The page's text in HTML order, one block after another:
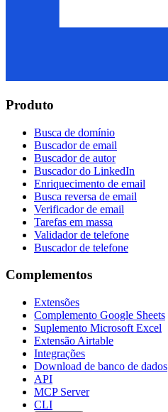
Produto
Busca de domínio
Buscador de email
Buscador de autor
Buscador do LinkedIn
Enriquecimento de email
Busca reversa de email
Verificador de email
Tarefas em massa
Validador de telefone
Buscador de telefone
Complementos
Extensões
Complemento Google Sheets
Suplemento Microsoft Excel
Extensão Airtable
Integrações
Download de banco de dados
API
MCP Server
CLI